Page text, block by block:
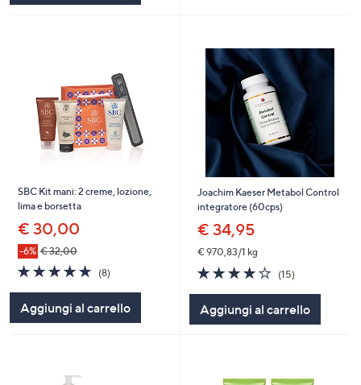
SBC Kit mani: 2 creme, lozione,
lima e borsetta
€ 30,00
-6% € 32,00
4.8
of
5
Stars
(8)
Aggiungi al carrello
Joachim Kaeser Metabol Control
integratore (60cps)
€ 34,95
€ 970,83/1 kg
3.9
of
5
Stars
(15)
Aggiungi al carrello